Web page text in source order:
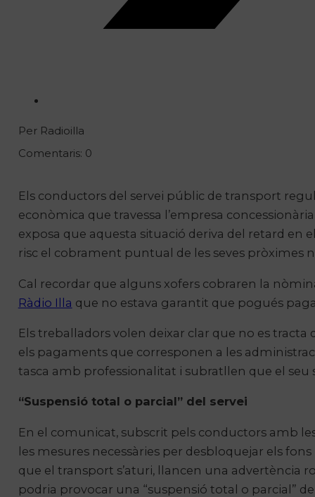
Per Radioilla
Comentaris: 0
Els conductors del servei públic de transport
econòmica que travessa l’empresa
exposa que aquesta situació deriva del retard en
risc el cobrament puntual de les seves pròximes
Cal recordar que alguns xofers cobraren la
Ràdio Illa que no estava garantit que pogués
Els treballadors volen deixar clar que no es
els pagaments que corresponen a les
tasca amb professionalitat i subratllen que el seu
“Suspensió total o parcial” del servei
En el comunicat, subscrit pels conductors amb
les mesures necessàries per desbloquejar els
que el transport s’aturi, llancen una advertència
podria provocar una “suspensió total o parcial”